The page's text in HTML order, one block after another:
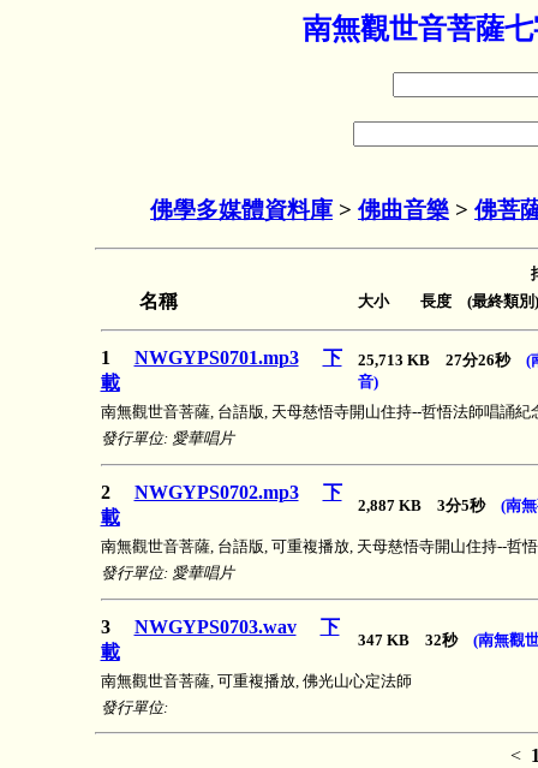
南無觀世音菩薩
佛學多媒體資料庫 > 佛曲音樂 > 佛菩
名稱 大小 長度 (最終類別)
1 NWGYPS0701.mp3
下
載
25,713 KB 27分26秒 (
音)
南無觀世音菩薩, 台語版, 天母慈悟寺開山住持--哲悟法師唱誦紀
發行單位: 愛華唱片
2 NWGYPS0702.mp3
下
載
2,887 KB 3分5秒 (南
南無觀世音菩薩, 台語版, 可重複播放, 天母慈悟寺開山住持--哲
發行單位: 愛華唱片
3 NWGYPS0703.wav
下
載
347 KB 32秒 (南無觀
南無觀世音菩薩, 可重複播放, 佛光山心定法師
發行單位:
<